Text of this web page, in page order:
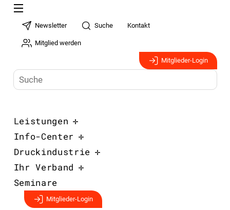
Newsletter Suche Kontakt
Mitglied werden
Mitglieder-Login
Leistungen
Info-Center
Druckindustrie
Ihr Verband
Seminare
Mitglieder-Login